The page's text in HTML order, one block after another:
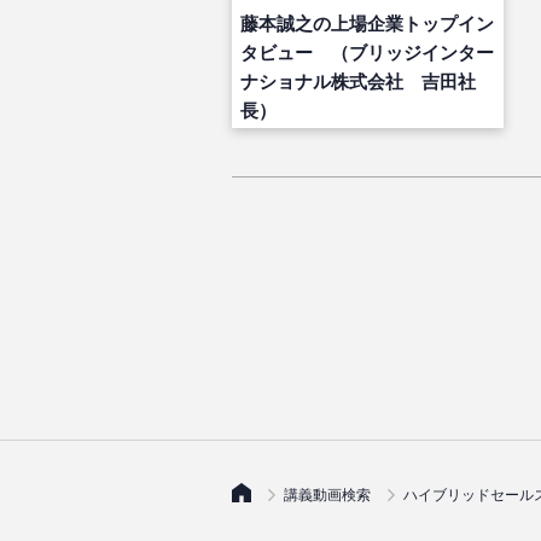
藤本誠之の上場企業トップイン
タビュー （ブリッジインター
ナショナル株式会社 吉田社
長）
講義動画検索 ハイブリッドセール